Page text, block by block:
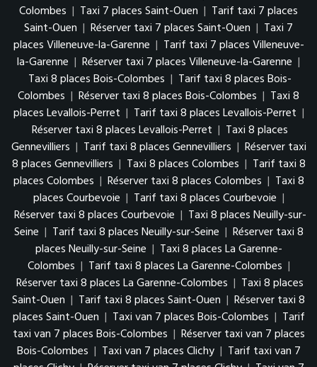
Colombes | Taxi 7 places Saint-Ouen | Tarif taxi 7 places
Saint-Ouen | Réserver taxi 7 places Saint-Ouen | Taxi 7
places Villeneuve-la-Garenne | Tarif taxi 7 places Villeneuve-
la-Garenne | Réserver taxi 7 places Villeneuve-la-Garenne |
Taxi 8 places Bois-Colombes | Tarif taxi 8 places Bois-
Colombes | Réserver taxi 8 places Bois-Colombes | Taxi 8
places Levallois-Perret | Tarif taxi 8 places Levallois-Perret |
Réserver taxi 8 places Levallois-Perret | Taxi 8 places
Gennevilliers | Tarif taxi 8 places Gennevilliers | Réserver taxi
8 places Gennevilliers | Taxi 8 places Colombes | Tarif taxi 8
places Colombes | Réserver taxi 8 places Colombes | Taxi 8
places Courbevoie | Tarif taxi 8 places Courbevoie |
Réserver taxi 8 places Courbevoie | Taxi 8 places Neuilly-sur-
Seine | Tarif taxi 8 places Neuilly-sur-Seine | Réserver taxi 8
places Neuilly-sur-Seine | Taxi 8 places La Garenne-
Colombes | Tarif taxi 8 places La Garenne-Colombes |
Réserver taxi 8 places La Garenne-Colombes | Taxi 8 places
Saint-Ouen | Tarif taxi 8 places Saint-Ouen | Réserver taxi 8
places Saint-Ouen | Taxi van 7 places Bois-Colombes | Tarif
taxi van 7 places Bois-Colombes | Réserver taxi van 7 places
Bois-Colombes | Taxi van 7 places Clichy | Tarif taxi van 7